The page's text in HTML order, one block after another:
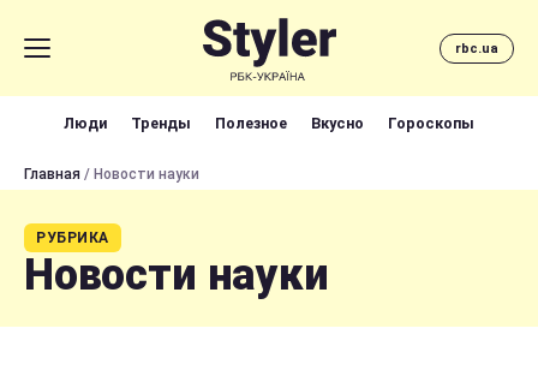
rbc.ua
Люди Тренды Полезное Вкусно Гороскопы
Главная / Новости науки
РУБРИКА
Новости науки